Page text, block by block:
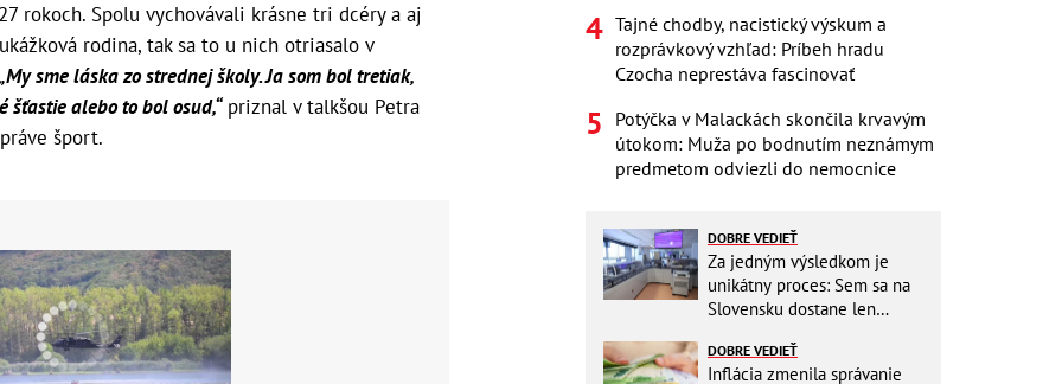
rokoch. Spolu vychovávali krásne tri dcéry a aj
rodina, tak sa to u nich otriasalo v
sme láska zo strednej školy. Ja som bol tretiak,
alebo to bol osud,“priznal v talkšou Petra
šport.
Tajné chodby, nacistický výskum a
rozprávkový vzhľad: Príbeh hradu
Czocha neprestáva fascinovať
Potýčka v Malackách skončila krvavým
útokom: Muža po bodnutím neznámym
predmetom odviezli do nemocnice
DOBRE VEDIEŤ
Za jedným výsledkom je
unikátny proces: Sem sa na
Slovensku dostane len
DOBRE VEDIEŤ
Inflácia zmenila správanie